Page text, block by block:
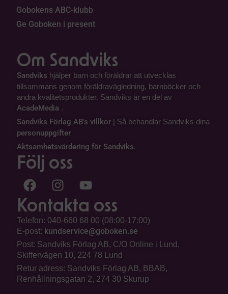
Gobokens ABC-klubb
Ge Goboken i present
Om Sandviks
Sandviks hjälper barn och föräldrar att utvecklas
tillsammans genom föräldravägledning, barnböcker och
andra kvalitetsprodukter. Sandviks är en del av
AcadeMedia .
Sandviks Förlag AB’s villkor | Så behandlar Sandviks dina
personuppgifter
Aktsamhetsvärdering för Sandviks.
Följ oss
Kontakta oss
Telefon: 040-660 68 00 (08:00-17:00)
E-post: kundservice@goboken.se
Post: Sandviks Förlag AB, C/O Online i Lund,
Skiffervägen 10, 224 78 Lund
Retur adress: Sandviks Förlag AB, BBAB,
Renhållningsgatan 2, 274 30 Skurup